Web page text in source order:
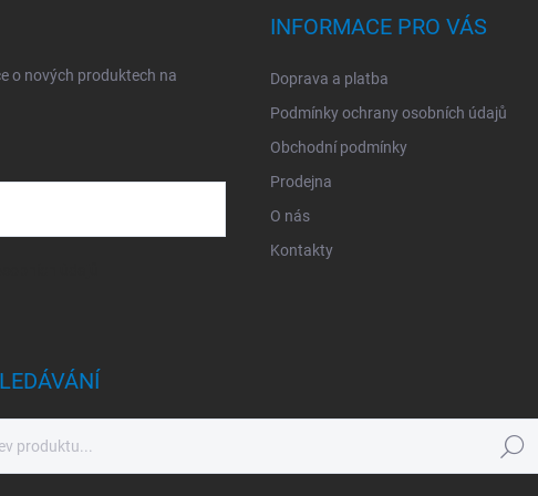
o nových produktech na
INFORMACE PRO VÁS
Doprava a platba
Podmínky ochrany osobních údajů
Obchodní podmínky
Prodejna
O nás
Kontakty
Hledat